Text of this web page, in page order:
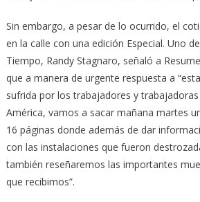
Sin embargo, a pesar de lo ocurrido, el
en la calle con una edición Especial. Uno
Tiempo, Randy Stagnaro, señaló a
que a manera de urgente respuesta a
sufrida por los trabajadores y
América, vamos a sacar mañana martes
16 páginas donde además de dar
con las instalaciones que fueron
también reseñaremos las importantes
que recibimos”.